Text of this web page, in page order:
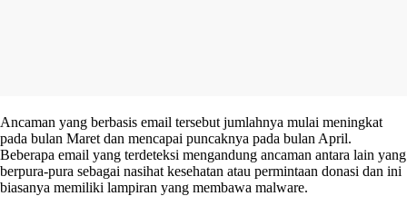
Ancaman yang berbasis email tersebut jumlahnya mulai meningkat
pada bulan Maret dan mencapai puncaknya pada bulan April.
Beberapa email yang terdeteksi mengandung ancaman antara lain yang
berpura-pura sebagai nasihat kesehatan atau permintaan donasi dan ini
biasanya memiliki lampiran yang membawa malware.